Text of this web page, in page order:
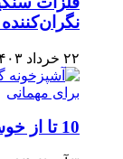
۲۲ خرداد ۱۴۰۳
10 تا از خوش رنگ و لعاب ترین غذاها برای مهمانی